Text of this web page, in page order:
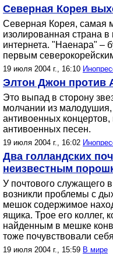
Северная Корея
Северная Корея, самая
изолированная страна
интернета. "Наенара" –
первым
19 июля 2004 г., 16:10
Элтон Джон против
Это выпад в сторону
молчании из малодушия,
антивоенных концертов,
антивоенных песен.
19 июля 2004 г., 16:02
Два голландских
неизвестным
У почтового служащего
возникли проблемы с
мешок содержимое
ящика. Трое его коллег,
найденным в мешке
тоже почувствовали
19 июля 2004 г., 15:59 В мире